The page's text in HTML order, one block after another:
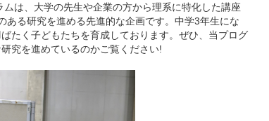
は、大学の先生や企業の方から理系に特化した講座
ある研究を進める先進的な企画です。中学3年生にな
たく子どもたちを育成しております。ぜひ、当プログ
究を進めているのかご覧ください!